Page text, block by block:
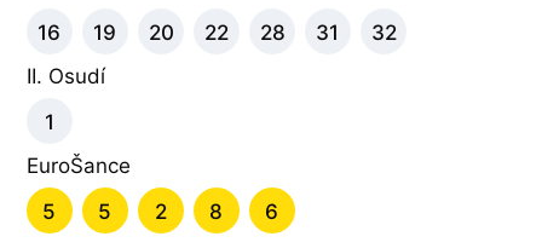
16
19 20 22 28 31
32
II. Osudí
1
EuroŠance
5
5 2 8 6